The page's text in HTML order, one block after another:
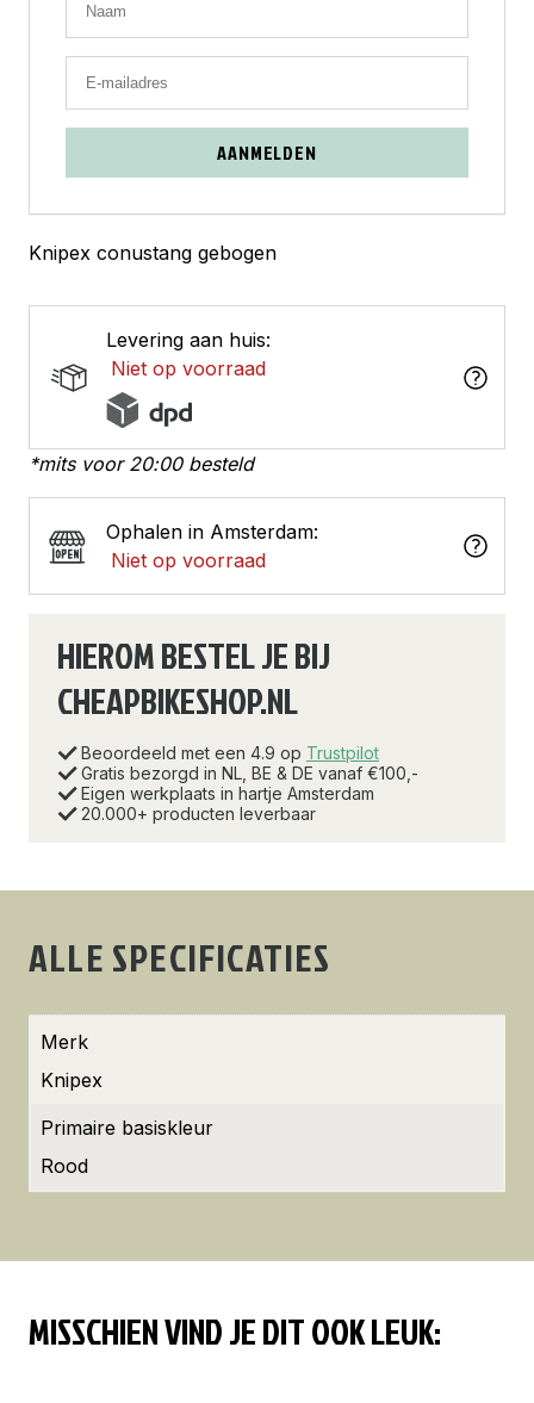
AANMELDEN
Knipex conustang gebogen
Levering aan huis:
Niet op voorraad
*mits voor 20:00 besteld
Ophalen in Amsterdam:
Niet op voorraad
HIEROM BESTEL JE BIJ
CHEAPBIKESHOP.NL
Beoordeeld met een 4.9 op Trustpilot
Gratis bezorgd in NL, BE & DE vanaf €100,-
Eigen werkplaats in hartje Amsterdam
20.000+ producten leverbaar
ALLE SPECIFICATIES
Merk
Knipex
Primaire basiskleur
Rood
MISSCHIEN VIND JE DIT OOK LEUK: